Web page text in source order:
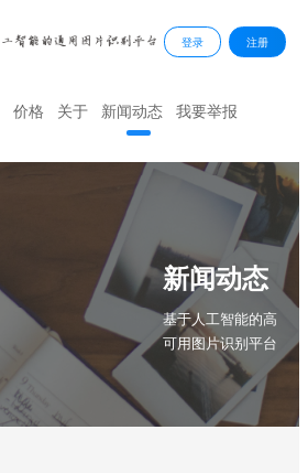
价格 关于 新闻动态 我要举报
登录 注册
新闻动态
基于人工智能的高
可用图片识别平台